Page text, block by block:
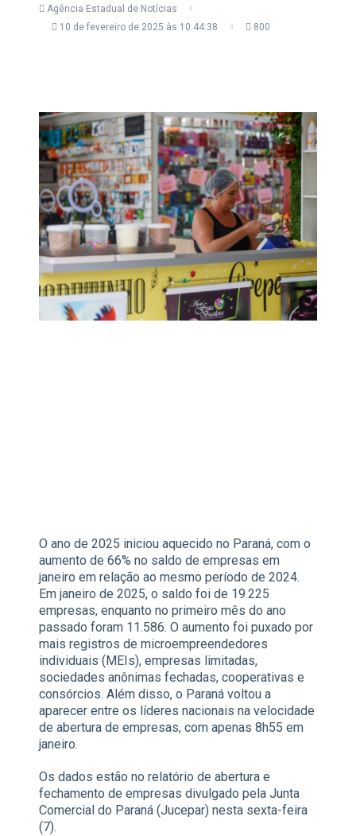
Agência Estadual de Notícias
10 de fevereiro de 2025 às 10:44:38
800
O ano de 2025 iniciou aquecido no Paraná, com o
aumento de 66% no saldo de empresas em
janeiro em relação ao mesmo período de 2024.
Em janeiro de 2025, o saldo foi de 19.225
empresas, enquanto no primeiro mês do ano
passado foram 11.586. O aumento foi puxado por
mais registros de microempreendedores
individuais (MEIs), empresas limitadas,
sociedades anônimas fechadas, cooperativas e
consórcios. Além disso, o Paraná voltou a
aparecer entre os líderes nacionais na velocidade
de abertura de empresas, com apenas 8h55 em
janeiro.
Os dados estão no relatório de abertura e
fechamento de empresas divulgado pela Junta
Comercial do Paraná (Jucepar) nesta sexta-feira
(7).